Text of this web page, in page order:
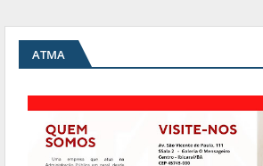
ATMA